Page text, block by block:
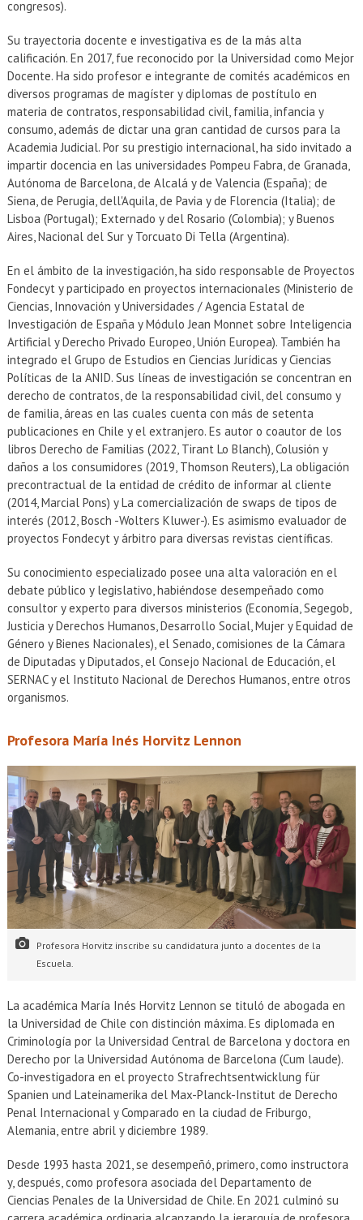
congresos).
Su trayectoria docente e investigativa es de la más alta
calificación. En 2017, fue reconocido por la Universidad como Mejor
Docente. Ha sido profesor e integrante de comités académicos en
diversos programas de magíster y diplomas de postítulo en
materia de contratos, responsabilidad civil, familia, infancia y
consumo, además de dictar una gran cantidad de cursos para la
Academia Judicial. Por su prestigio internacional, ha sido invitado a
impartir docencia en las universidades Pompeu Fabra, de Granada,
Autónoma de Barcelona, de Alcalá y de Valencia (España); de
Siena, de Perugia, dell'Aquila, de Pavia y de Florencia (Italia); de
Lisboa (Portugal); Externado y del Rosario (Colombia); y Buenos
Aires, Nacional del Sur y Torcuato Di Tella (Argentina).
En el ámbito de la investigación, ha sido responsable de Proyectos
Fondecyt y participado en proyectos internacionales (Ministerio de
Ciencias, Innovación y Universidades / Agencia Estatal de
Investigación de España y Módulo Jean Monnet sobre Inteligencia
Artificial y Derecho Privado Europeo, Unión Europea). También ha
integrado el Grupo de Estudios en Ciencias Jurídicas y Ciencias
Políticas de la ANID. Sus líneas de investigación se concentran en
derecho de contratos, de la responsabilidad civil, del consumo y
de familia, áreas en las cuales cuenta con más de setenta
publicaciones en Chile y el extranjero. Es autor o coautor de los
libros Derecho de Familias (2022, Tirant Lo Blanch), Colusión y
daños a los consumidores (2019, Thomson Reuters), La obligación
precontractual de la entidad de crédito de informar al cliente
(2014, Marcial Pons) y La comercialización de swaps de tipos de
interés (2012, Bosch -Wolters Kluwer-). Es asimismo evaluador de
proyectos Fondecyt y árbitro para diversas revistas científicas.
Su conocimiento especializado posee una alta valoración en el
debate público y legislativo, habiéndose desempeñado como
consultor y experto para diversos ministerios (Economía, Segegob,
Justicia y Derechos Humanos, Desarrollo Social, Mujer y Equidad de
Género y Bienes Nacionales), el Senado, comisiones de la Cámara
de Diputadas y Diputados, el Consejo Nacional de Educación, el
SERNAC y el Instituto Nacional de Derechos Humanos, entre otros
organismos.
Profesora María Inés Horvitz Lennon
Profesora Horvitz inscribe su candidatura junto a docentes de la
Escuela.
La académica María Inés Horvitz Lennon se tituló de abogada en
la Universidad de Chile con distinción máxima. Es diplomada en
Criminología por la Universidad Central de Barcelona y doctora en
Derecho por la Universidad Autónoma de Barcelona (Cum laude).
Co-investigadora en el proyecto Strafrechtsentwicklung für
Spanien und Lateinamerika del Max-Planck-Institut de Derecho
Penal Internacional y Comparado en la ciudad de Friburgo,
Alemania, entre abril y diciembre 1989.
Desde 1993 hasta 2021, se desempeñó, primero, como instructora
y, después, como profesora asociada del Departamento de
Ciencias Penales de la Universidad de Chile. En 2021 culminó su